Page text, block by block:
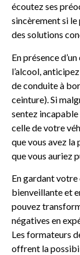
écoutez ses
sincèrement si
des solutions
En présence
l’alcool,
de conduite à
ceinture). Si
sentez incapable
celle de votre
que vous avez
que vous auriez
En gardant
bienveillante et
pouvez
négatives en
Les formateurs
offrent la